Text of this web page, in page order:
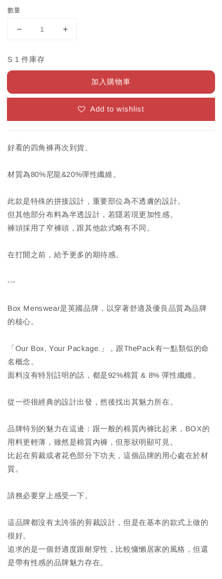
數量
S 1 件庫存
加入購物車
Add to wishlist
好看的四角褲再次到貨。
材質為80%尼龍&20%彈性纖維。
此款是特殊的拼接設計，重要部位為不透膚的設計。
但其他部分布料為半透設計，若隱若現更加性感。
褲頭採用了窄褲頭，跟其他款式略有不同。
在打開之前，給予更多的期待感。
---
Box Menswear是英國品牌，以穿著舒適及優良品質為品牌
的核心。
「Our Box, Your Package.」，跟ThePack有一點類似的命
名概念。
面料沒有特別註明的話，都是92%棉質 & 8% 彈性纖維。
從一些很經典的設計出發，然後找出其魅力所在。
品牌特別的魅力在這邊：跟一般的棉質內褲比起來，BOX的
用料更輕薄，雖然是棉質內褲，但形狀明顯可見。
比起在剪裁或者花色部分下功夫，這個品牌的用心處在於材
質。
請務必要穿上感受一下。
這品牌都沒有太誇張的剪裁設計，但是在基本的款式上做的
很好。
追求的是一個舒適度跟耐穿性，比較慵懶居家的風格，但還
是帶有性感的品牌魅力存在。